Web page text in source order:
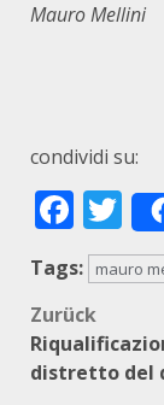
Mauro Mellini
condividi su:
Tags: mauro
Zurück
distretto del